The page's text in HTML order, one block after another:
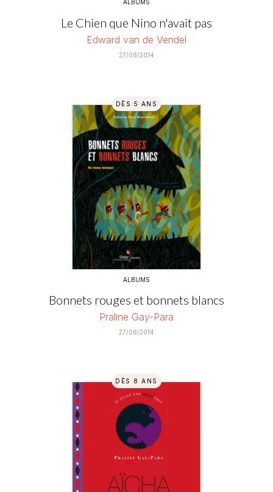
ALBUMS
Le Chien que Nino n'avait pas
Edward van de Vendel
27/08/2014
DÈS 5 ANS
ALBUMS
Bonnets rouges et bonnets blancs
Praline Gay-Para
27/08/2014
DÈS 8 ANS